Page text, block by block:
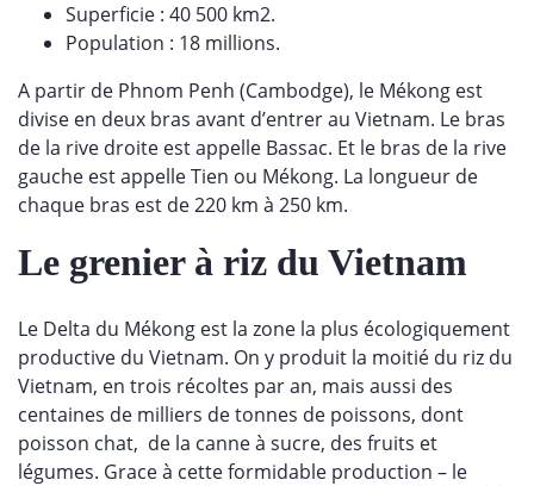
Superficie : 40 500 km2.
Population : 18 millions.
A partir de Phnom Penh (Cambodge), le Mékong est
divise en deux bras avant d’entrer au Vietnam. Le bras
de la rive droite est appelle Bassac. Et le bras de la rive
gauche est appelle Tien ou Mékong. La longueur de
chaque bras est de 220 km à 250 km.
Le grenier à riz du Vietnam
Le Delta du Mékong est la zone la plus écologiquement
productive du Vietnam. On y produit la moitié du riz du
Vietnam, en trois récoltes par an, mais aussi des
centaines de milliers de tonnes de poissons, dont
poisson chat, de la canne à sucre, des fruits et
légumes. Grace à cette formidable production – le